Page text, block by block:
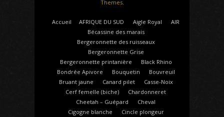
Themes.
Accueil AFRIQUE DU SUD Aigle Royal
AIR
Bécassine des marais
Bergeronnette des ruisseaux
Bergeronnette Grise
Bergeronnette printanière
Black Rhino
Bondrée Apivore
Bouquetin
Bouvreuil
Bruant jaune
Canard pilet
Casse-Noix
Cerf femelle (biche)
Chardonneret
Cheetah – Guépard
Cheval
Cigogne blanche
Cincle plongeur